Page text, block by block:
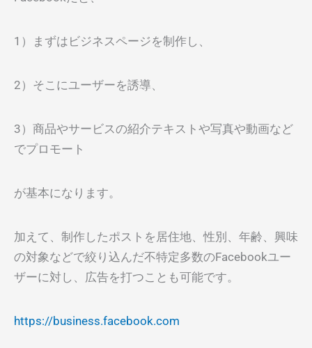
1）まずはビジネスページを制作し、
2）そこにユーザーを誘導、
3）商品やサービスの紹介テキストや写真や動画など
でプロモート
が基本になります。
加えて、制作したポストを居住地、性別、年齢、興味
の対象などで絞り込んだ不特定多数のFacebookユー
ザーに対し、広告を打つことも可能です。
https://business.facebook.com